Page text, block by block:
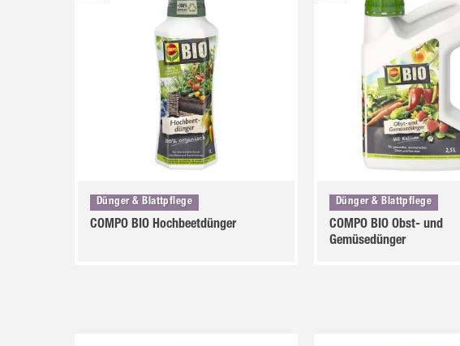
Dünger & Blattpflege
COMPO BIO Hochbeetdünger
Dünger & Blattpflege
COMPO BIO Obst- und
Gemüsedünger